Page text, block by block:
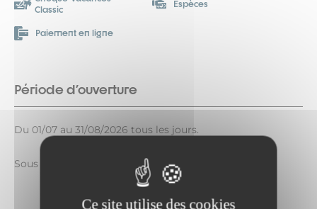
Ce site utilise des cookies
Classic
Espèces
Paiement en ligne
Période d'ouverture
Du 01/07 au 31/08/2026 tous les jours.
Sous réserve de conditions météo favorables.